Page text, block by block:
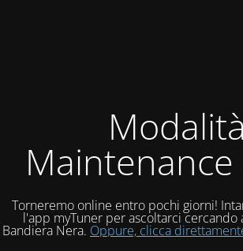
Modalità
Maintenance
Torneremo online entro pochi giorni!
l'app myTuner per ascoltarci cercando
Bandiera Nera. Oppure, clicca